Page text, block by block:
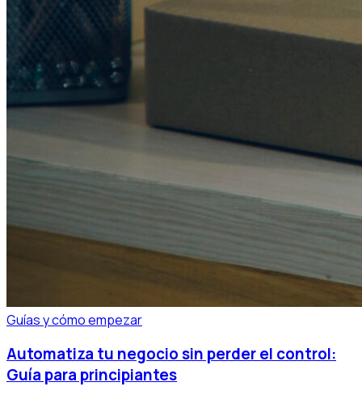
Guías y cómo empezar
Automatiza tu negocio sin perder el control:
Guía para principiantes